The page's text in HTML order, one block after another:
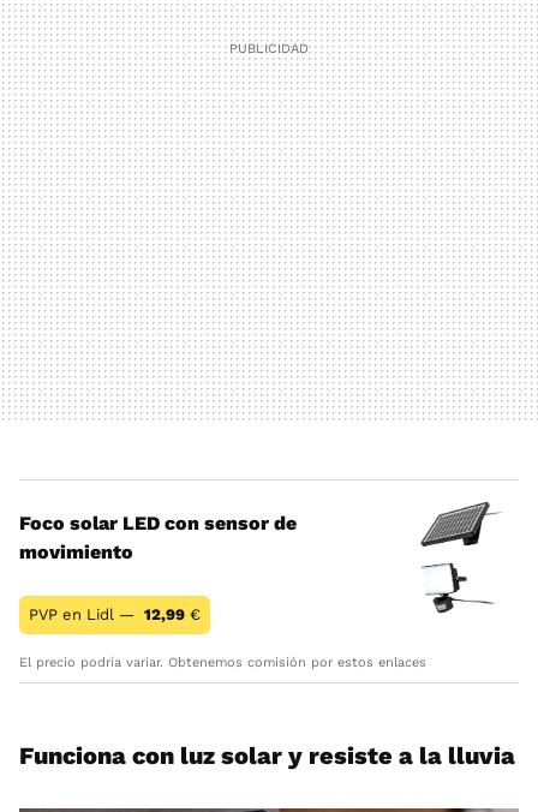
Foco solar LED con sensor de
movimiento
PVP en Lidl — 12,99 €
El precio podría variar. Obtenemos comisión por estos enlaces
Funciona con luz solar y resiste a la lluvia